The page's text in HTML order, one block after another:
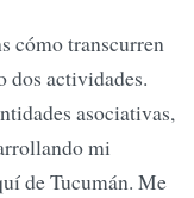
cómo transcurren
dos actividades.
asociativas,
mi
de Tucumán. Me